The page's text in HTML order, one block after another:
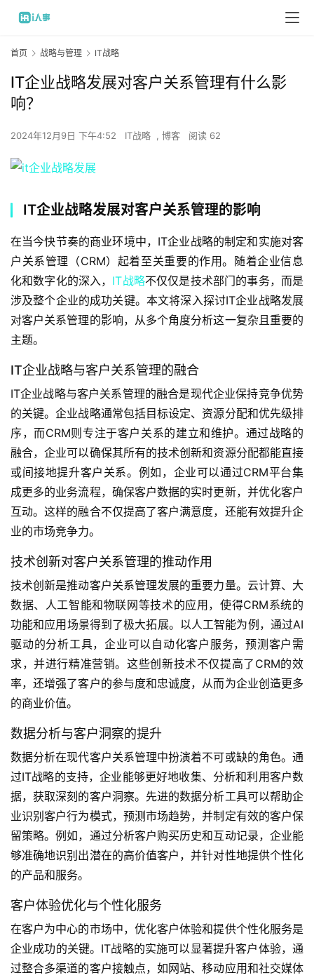
首页 战略与管理 IT战略
IT企业战略发展对客户关系管理有什么影
响？
2024年12月9日 下午4:52 IT战略 , 博客 阅读 62
IT企业战略发展对客户关系管理的影响
在当今快节奏的商业环境中，IT企业战略的制定和实施对客
户关系管理（CRM）起着至关重要的作用。随着企业信息
化和数字化的深入， IT战略不仅仅是技术部门的事务，而是
涉及整个企业的成功关键。本文将深入探讨IT企业战略发展
对客户关系管理的影响，从多个角度分析这一复杂且重要的
主题。
IT企业战略与客户关系管理的融合
IT企业战略与客户关系管理的融合是现代企业保持竞争优势
的关键。企业战略通常包括目标设定、资源分配和优先级排
序，而CRM则专注于客户关系的建立和维护。通过战略的
融合，企业可以确保其所有的技术创新和资源分配都能直接
或间接地提升客户关系。例如，企业可以通过CRM平台集
成更多的业务流程，确保客户数据的实时更新，并优化客户
互动。这样的融合不仅提高了客户满意度，还能有效提升企
业的市场竞争力。
技术创新对客户关系管理的推动作用
技术创新是推动客户关系管理发展的重要力量。云计算、大
数据、人工智能和物联网等技术的应用，使得CRM系统的
功能和应用场景得到了极大拓展。以人工智能为例，通过AI
驱动的分析工具，企业可以自动化客户服务，预测客户需
求，并进行精准营销。这些创新技术不仅提高了CRM的效
率，还增强了客户的参与度和忠诚度，从而为企业创造更多
的商业价值。
数据分析与客户洞察的提升
数据分析在现代客户关系管理中扮演着不可或缺的角色。通
过IT战略的支持，企业能够更好地收集、分析和利用客户数
据，获取深刻的客户洞察。先进的数据分析工具可以帮助企
业识别客户行为模式，预测市场趋势，并制定有效的客户保
留策略。例如，通过分析客户购买历史和互动记录，企业能
够准确地识别出潜在的高价值客户，并针对性地提供个性化
的产品和服务。
客户体验优化与个性化服务
在客户为中心的市场中，优化客户体验和提供个性化服务是
企业成功的关键。IT战略的实施可以显著提升客户体验，通
过整合多渠道的客户接触点，如网站、移动应用和社交媒体